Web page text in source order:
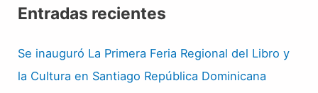
Entradas recientes
Se inauguró La Primera Feria Regional del Libro y
la Cultura en Santiago República Dominicana